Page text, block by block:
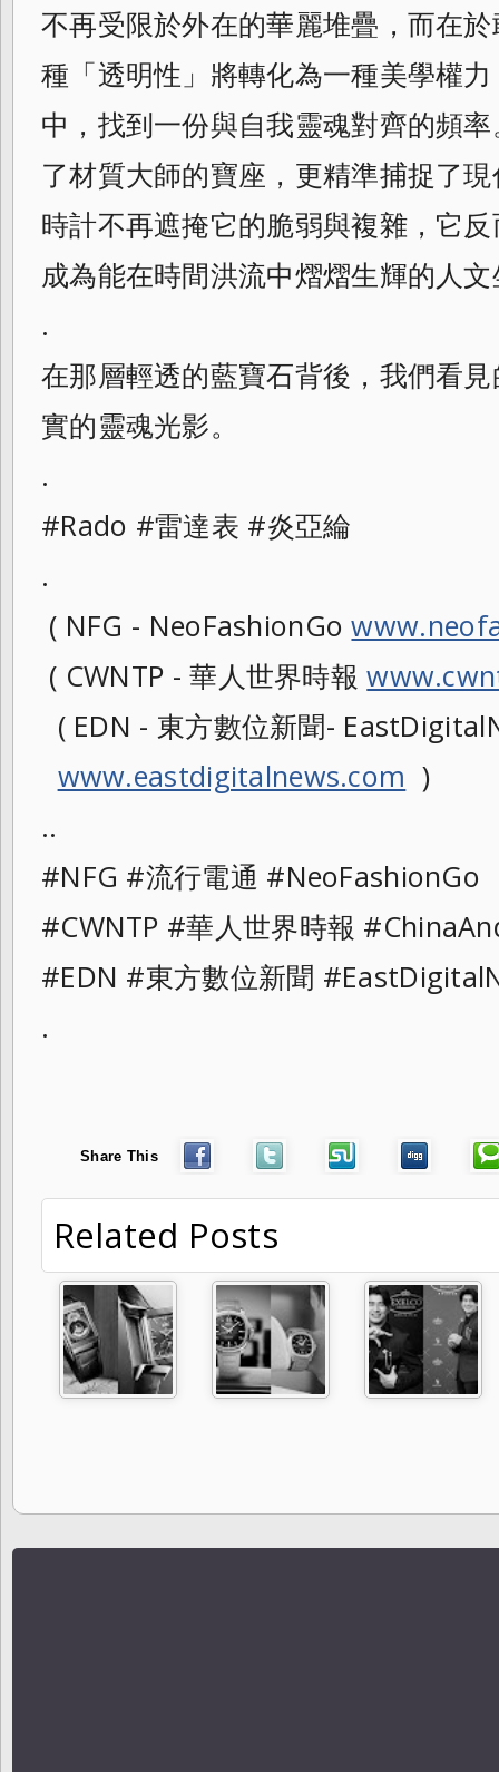
不再受限於外在的華麗堆疊，而在
種「透明性」將轉化為一種美學權
中，找到一份與自我靈魂對齊的頻
了材質大師的寶座，更精準捕捉了
時計不再遮掩它的脆弱與複雜，它
成為能在時間洪流中熠熠生輝的人
.
在那層輕透的藍寶石背後，我們看
實的靈魂光影。
.
#Rado #雷達表 #炎亞綸
.
( NFG - NeoFashionGo
( CWNTP - 華人世界時報
( EDN - 東方數位新聞-
www.eastdigitalnews.com )
..
#NFG #流行電通
#CWNTP #華人世界時報
#EDN #東方數位新聞
.
Share This
Related Posts